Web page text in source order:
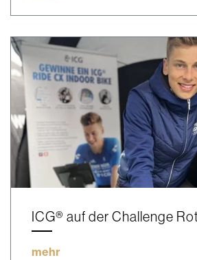
ICG® auf der Challenge
mehr